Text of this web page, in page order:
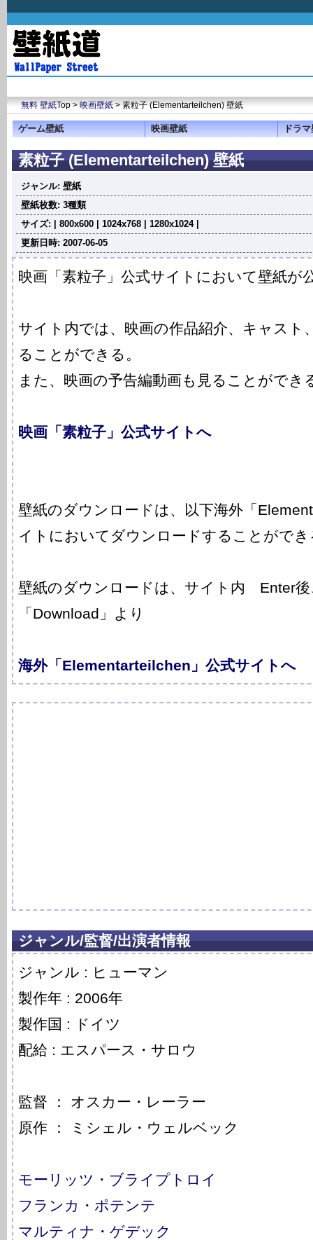
無料 壁紙Top >映画壁紙> 素粒子 (Elementarteilchen) 壁紙
ゲーム壁紙 映画壁紙 ドラ
素粒子 (Elementarteilchen) 壁紙
ジャンル: 壁紙
壁紙枚数: 3種類
サイズ: | 800x600 | 1024x768 | 1280x1024 |
更新日時: 2007-06-05
映画「素粒子」公式サイトにおいて壁紙が
サイト内では、映画の作品紹介、キャスト
ることができる。
また、映画の予告編動画も見ることができ
映画「素粒子」公式サイトへ
壁紙のダウンロードは、以下海外「
イトにおいてダウンロードすることができ
壁紙のダウンロードは、サイト内 Enter後
「Download」より
海外「Elementarteilchen」公式サイトへ
ジャンル/監督/出演者情報
ジャンル : ヒューマン
製作年 : 2006年
製作国 : ドイツ
配給 : エスパース・サロウ
監督 ： オスカー・レーラー
原作 ： ミシェル・ウェルベック
モーリッツ・ブライプトロイ
フランカ・ポテンテ
マルティナ・ゲデック